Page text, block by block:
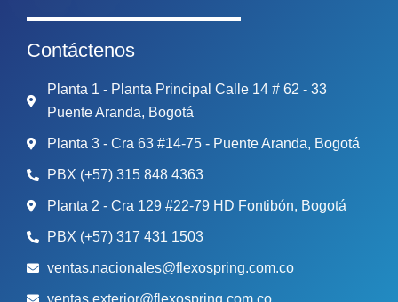
Contáctenos
Planta 1 - Planta Principal Calle 14 # 62 - 33
Puente Aranda, Bogotá
Planta 3 - Cra 63 #14-75 - Puente Aranda, Bogotá
PBX (+57) 315 848 4363
Planta 2 - Cra 129 #22-79 HD Fontibón, Bogotá
PBX (+57) 317 431 1503
ventas.nacionales@flexospring.com.co